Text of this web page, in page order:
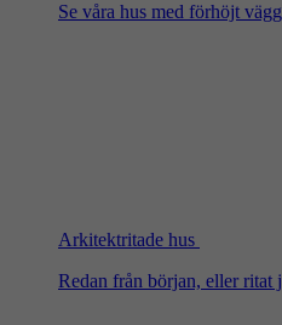
Se våra hus med förhöjt
Arkitektritade hus
Redan från början, eller ritat